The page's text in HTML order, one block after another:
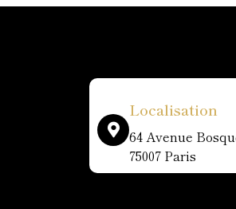
Localisation
64 Avenue
75007 Paris